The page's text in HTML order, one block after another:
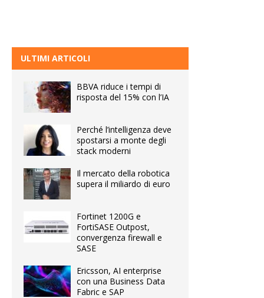
ULTIMI ARTICOLI
BBVA riduce i tempi di
risposta del 15% con l’IA
Perché l’intelligenza deve
spostarsi a monte degli
stack moderni
Il mercato della robotica
supera il miliardo di euro
Fortinet 1200G e
FortiSASE Outpost,
convergenza firewall e
SASE
Ericsson, AI enterprise
con una Business Data
Fabric e SAP